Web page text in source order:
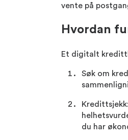
vente på
Hvordan
Et digitalt
Søk om
du har